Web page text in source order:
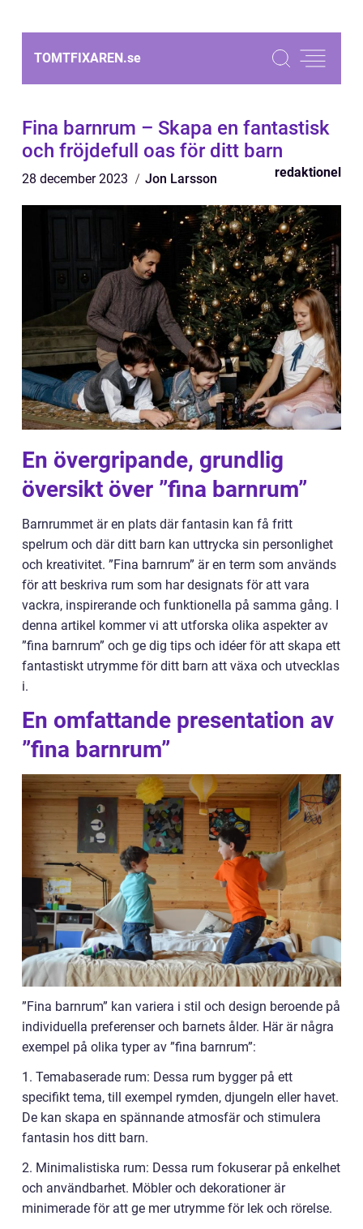
TOMTFIXAREN.se
Fina barnrum – Skapa en fantastisk
och fröjdefull oas för ditt barn
28 december 2023 Jon Larsson redaktionel
En övergripande, grundlig
översikt över ”fina barnrum”
Barnrummet är en plats där fantasin kan få fritt
spelrum och där ditt barn kan uttrycka sin personlighet
och kreativitet. ”Fina barnrum” är en term som används
för att beskriva rum som har designats för att vara
vackra, inspirerande och funktionella på samma gång. I
denna artikel kommer vi att utforska olika aspekter av
”fina barnrum” och ge dig tips och idéer för att skapa ett
fantastiskt utrymme för ditt barn att växa och utvecklas
i.
En omfattande presentation av
”fina barnrum”
”Fina barnrum” kan variera i stil och design beroende på
individuella preferenser och barnets ålder. Här är några
exempel på olika typer av ”fina barnrum”:
1. Temabaserade rum: Dessa rum bygger på ett
specifikt tema, till exempel rymden, djungeln eller havet.
De kan skapa en spännande atmosfär och stimulera
fantasin hos ditt barn.
2. Minimalistiska rum: Dessa rum fokuserar på enkelhet
och användbarhet. Möbler och dekorationer är
minimerade för att ge mer utrymme för lek och rörelse.